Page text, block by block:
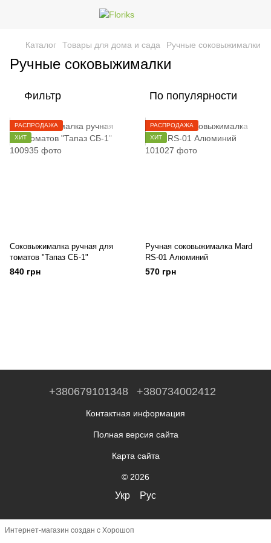
Каталог Товары для дома и сада Ручные соковыжималки
Ручные соковыжималки
Фильтр По популярности
РАСПРОДАЖА
ХИТ
Соковыжималка ручная для
томатов "Тапаз СБ-1"
840 грн
РАСПРОДАЖА
ХИТ
Ручная соковыжималка Mard
RS-01 Алюминий
570 грн
+380679101348 +380734002412
Контактная информация
Полная версия сайта
Карта сайта
© 2026
Укр Рус
Интернет-магазин создан с Хорошоп